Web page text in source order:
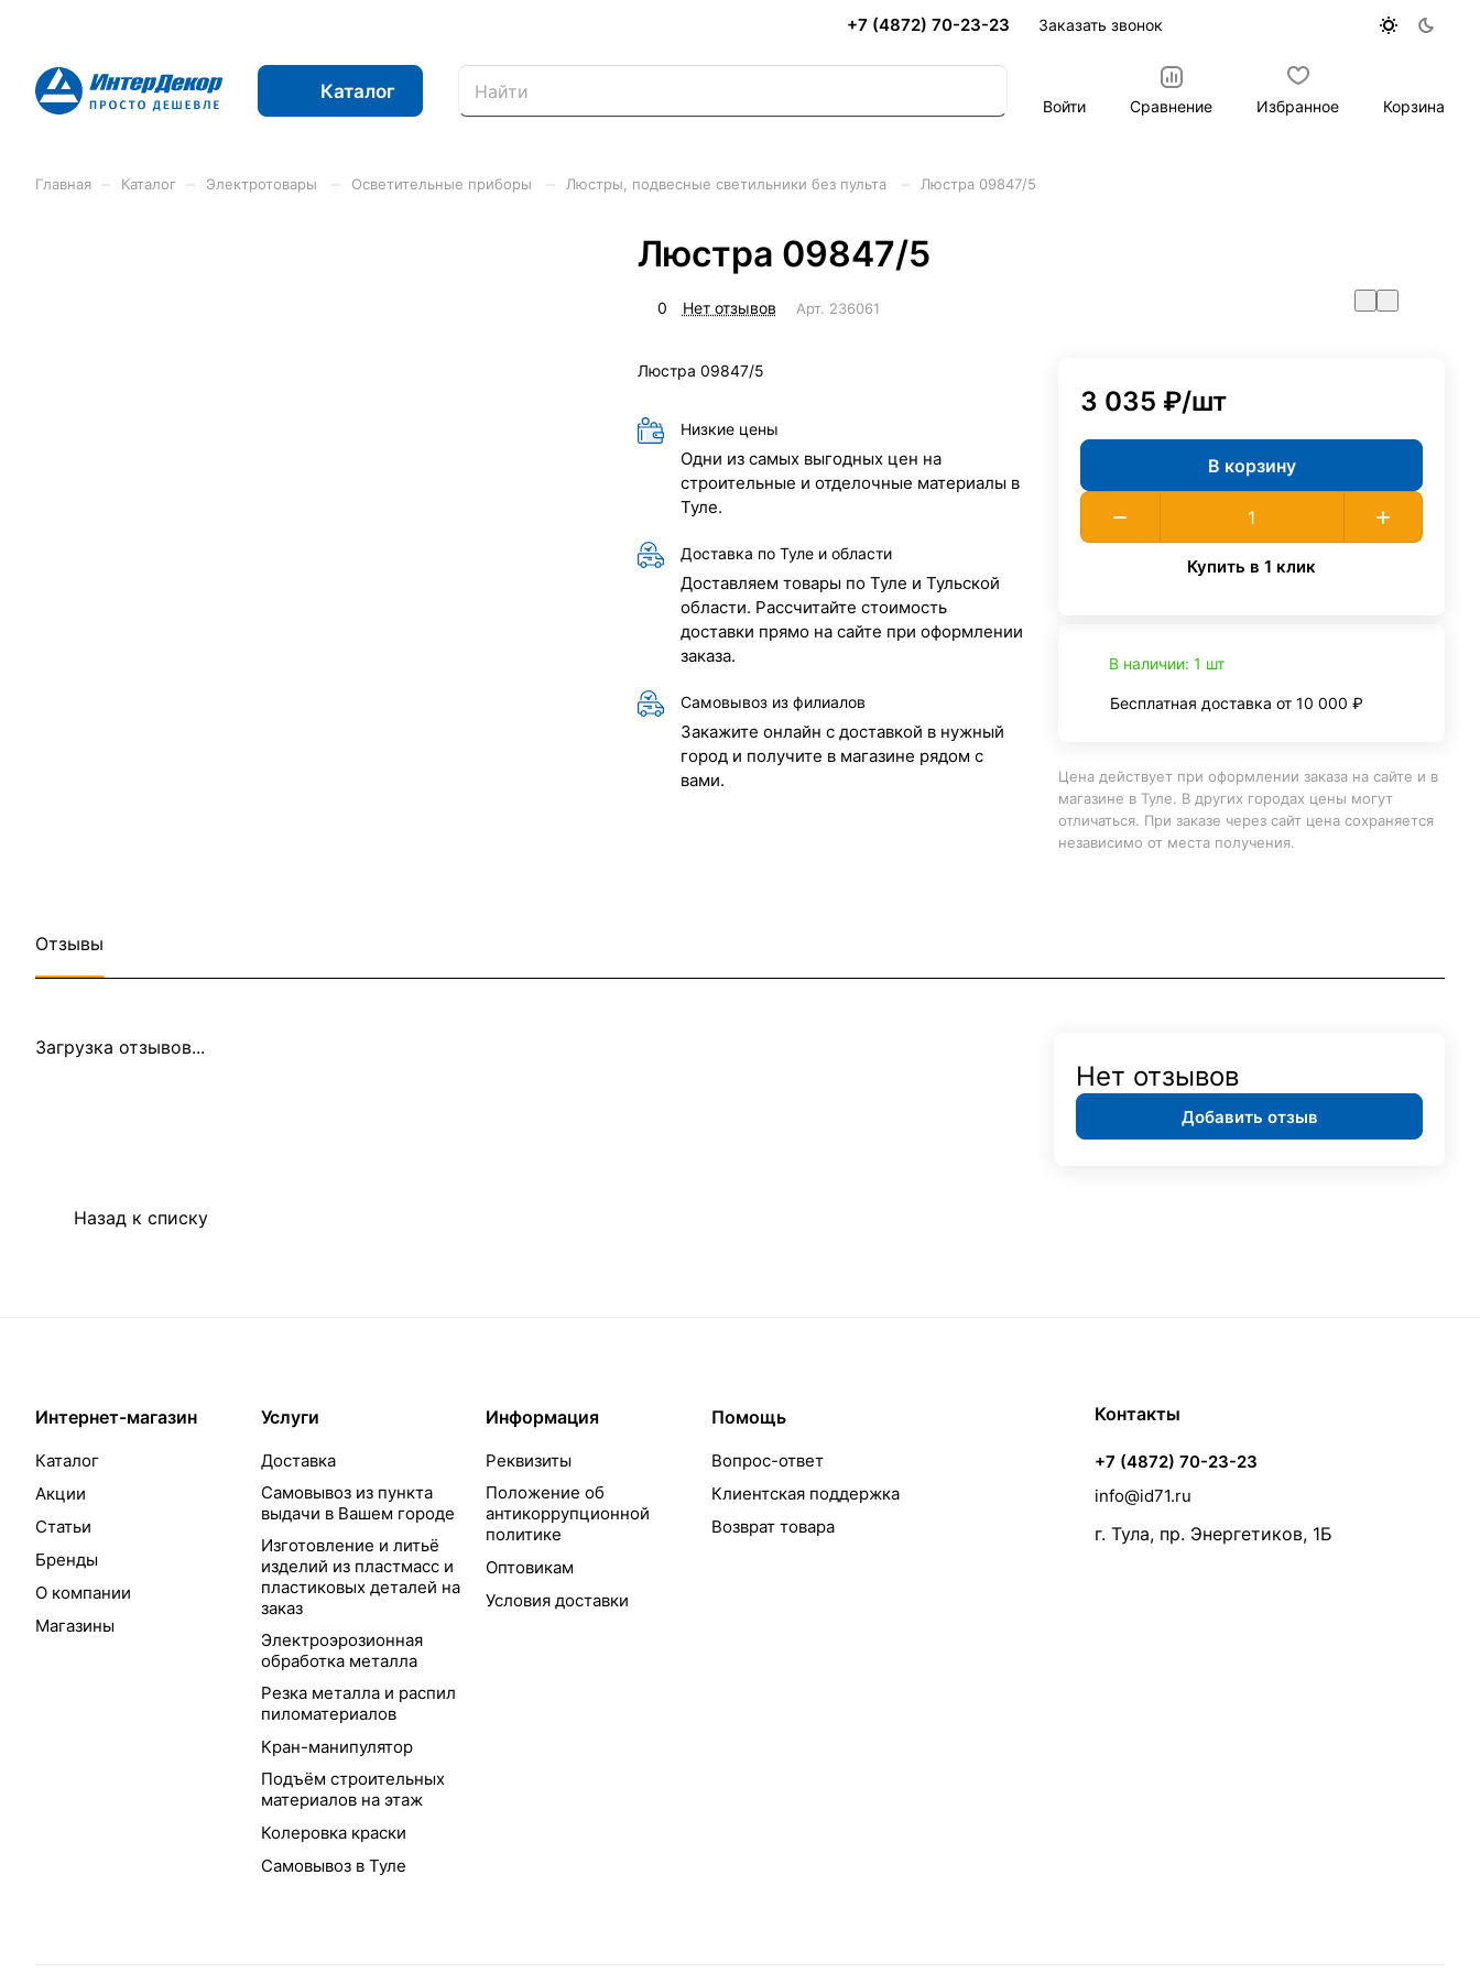
+7 (4872) 70-23-23 Заказать звонок
Каталог
Войти Сравнение Избранное Корзина
Главная Каталог Электротовары Осветительные приборы Люстры, подвесные светильники без пульта Люстра 09847/5
Люстра 09847/5
0 Нет отзывов Арт. 236061
Люстра 09847/5
Низкие цены
Одни из самых выгодных цен на
строительные и отделочные материалы в
Туле.
Доставка по Туле и области
Доставляем товары по Туле и Тульской
области. Рассчитайте стоимость
доставки прямо на сайте при оформлении
заказа.
Самовывоз из филиалов
Закажите онлайн с доставкой в нужный
город и получите в магазине рядом с
вами.
3 035 ₽/шт
В корзину
Купить в 1 клик
В наличии: 1 шт
Бесплатная доставка от 10 000 ₽
Цена действует при оформлении заказа на сайте и в
магазине в Туле. В других городах цены могут
отличаться. При заказе через сайт цена сохраняется
независимо от места получения.
Отзывы
Загрузка отзывов...
Нет отзывов
Добавить отзыв
Назад к списку
Интернет-магазин
Каталог
Акции
Статьи
Бренды
О компании
Магазины
Услуги
Доставка
Самовывоз из пункта
выдачи в Вашем городе
Изготовление и литьё
изделий из пластмасс и
пластиковых деталей на
заказ
Электроэрозионная
обработка металла
Резка металла и распил
пиломатериалов
Кран-манипулятор
Подъём строительных
материалов на этаж
Колеровка краски
Самовывоз в Туле
Информация
Реквизиты
Положение об
антикоррупционной
политике
Оптовикам
Условия доставки
Помощь
Вопрос-ответ
Клиентская поддержка
Возврат товара
Контакты
+7 (4872) 70-23-23
info@id71.ru
г. Тула, пр. Энергетиков, 1Б